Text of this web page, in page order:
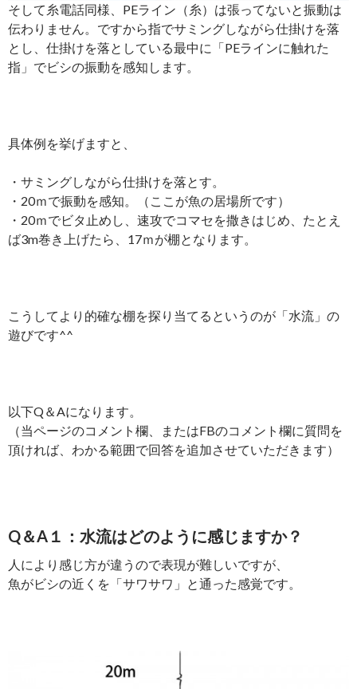
そして糸電話同様、PEライン（糸）は張ってないと振動は
伝わりません。ですから指でサミングしながら仕掛けを落
とし、仕掛けを落としている最中に「PEラインに触れた
指」でビシの振動を感知します。
具体例を挙げますと、
・サミングしながら仕掛けを落とす。
・20ｍで振動を感知。（ここが魚の居場所です）
・20ｍでビタ止めし、速攻でコマセを撒きはじめ、たとえ
ば3m巻き上げたら、17ｍが棚となります。
こうしてより的確な棚を探り当てるというのが「水流」の
遊びです^^
以下Q＆Aになります。
（当ページのコメント欄、またはFBのコメント欄に質問を
頂ければ、わかる範囲で回答を追加させていただきます）
Q＆A１：水流はどのように感じますか？
人により感じ方が違うので表現が難しいですが、
魚がビシの近くを「サワサワ」と通った感覚です。